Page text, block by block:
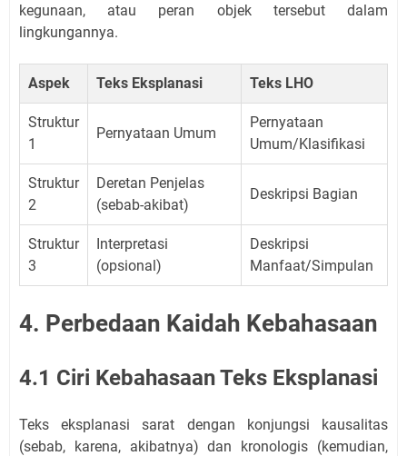
kegunaan, atau peran objek tersebut dalam
lingkungannya.
Aspek Teks Eksplanasi Teks LHO
Struktur
1
Pernyataan Umum
Pernyataan
Umum/Klasifikasi
Struktur
2
Deretan Penjelas
(sebab-akibat)
Deskripsi Bagian
Struktur
3
Interpretasi
(opsional)
Deskripsi
Manfaat/Simpulan
4. Perbedaan Kaidah Kebahasaan
4.1 Ciri Kebahasaan Teks Eksplanasi
Teks eksplanasi sarat dengan konjungsi kausalitas
(sebab, karena, akibatnya) dan kronologis (kemudian,